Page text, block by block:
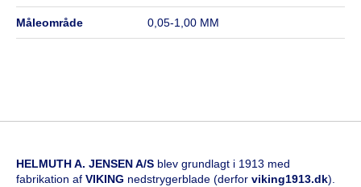
måleområde 0,05-1,00 MM
HELMUTH A. JENSEN A/S blev grundlagt i 1913 med
fabrikation af VIKING nedstrygerblade (derfor viking1913.dk).